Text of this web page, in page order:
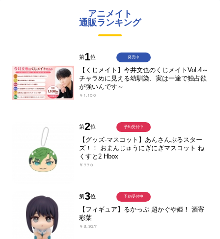
アニメイト
通販ランキング
第1位
【くじメイト】今井文也のくじメイトVol.4～
チャラめに見える幼馴染、実は一途で独占欲
が強いんです～
￥1,100
発売中
第2位
【グッズ-マスコット】あんさんぶるスター
ズ！！ おまんじゅうにぎにぎマスコット ね
くすと2 Hbox
￥770
予約受付中
第3位
【フィギュア】るかっぷ 超かぐや姫！ 酒寄
彩葉
￥3,927
予約受付中